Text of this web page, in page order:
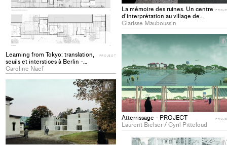
La mémoire des ruines. Un centre
d'interprétation au village de
Valchevrière, Vercors, France -
PROJECT
Clarisse Mauboussin
Learning from Tokyo: translation,
seuils et interstices à Berlin -
PROJECT
Caroline Naef
PROJECT
Atterrissage - PROJECT
Laurent Bielser / Cyril Pitteloud
+
+
Add
project
to
collections
+